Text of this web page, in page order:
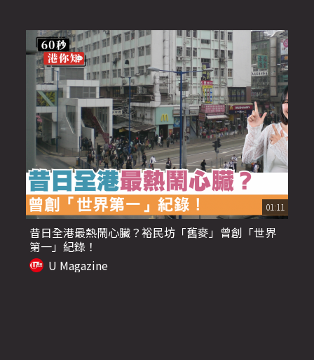
01:11
昔日全港最熱鬧心臟？裕民坊「舊麥」曾創「世界
第一」紀錄！
U Magazine